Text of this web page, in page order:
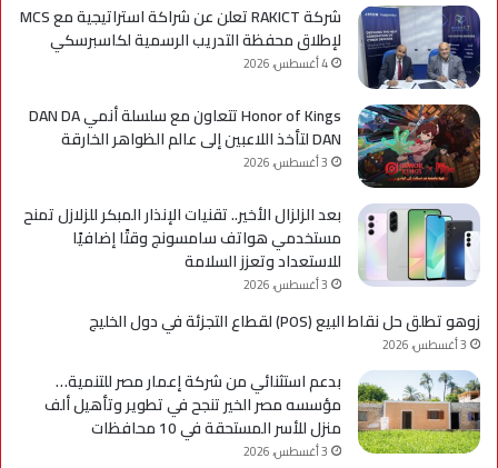
شركة RAKICT تعلن عن شراكة استراتيجية مع MCS
لإطلاق محفظة التدريب الرسمية لكاسبرسكي
4 أغسطس، 2026
Honor of Kings تتعاون مع سلسلة أنمي DAN DA
DAN لتأخذ اللاعبين إلى عالم الظواهر الخارقة
3 أغسطس، 2026
بعد الزلزال الأخير.. تقنيات الإنذار المبكر للزلازل تمنح
مستخدمي هواتف سامسونج وقتًا إضافيًا
للاستعداد وتعزز السلامة
3 أغسطس، 2026
زوهو تطلق حل نقاط البيع (POS) لقطاع التجزئة في دول الخليج
3 أغسطس، 2026
بدعم استثنائي من شركة إعمار مصر للتنمية…
مؤسسه مصر الخير تنجح في تطوير وتأهيل ألف
منزل للأسر المستحقة في 10 محافظات
3 أغسطس، 2026